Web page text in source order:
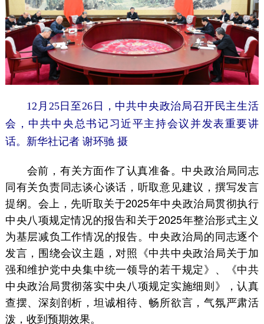
12月25日至26日，中共中央政治局召开民主生活
会，中共中央总书记习近平主持会议并发表重要讲
话。新华社记者 谢环驰 摄
会前，有关方面作了认真准备。中央政治局同志
同有关负责同志谈心谈话，听取意见建议，撰写发言
提纲。会上，先听取关于2025年中央政治局贯彻执行
中央八项规定情况的报告和关于2025年整治形式主义
为基层减负工作情况的报告。中央政治局的同志逐个
发言，围绕会议主题，对照《中共中央政治局关于加
强和维护党中央集中统一领导的若干规定》、《中共
中央政治局贯彻落实中央八项规定实施细则》，认真
查摆、深刻剖析，坦诚相待、畅所欲言，气氛严肃活
泼，收到预期效果。